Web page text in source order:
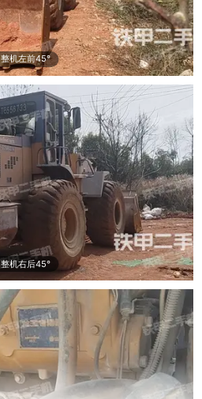
整机左前45°
整机右后45°